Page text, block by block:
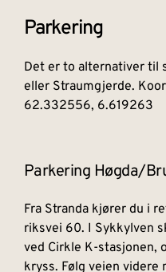
Parkering
Det er to alternativer til
eller Straumgjerde.
62.332556, 6.619263
Parkering Høgda/
Fra Stranda kjører du i
riksvei 60. I Sykkylven
ved Cirkle K-stasjonen,
kryss. Følg veien